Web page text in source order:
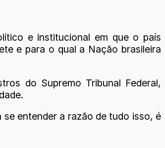
e institucional em que o país
e para o qual a Nação brasileira
do Supremo Tribunal Federal,
entender a razão de tudo isso, é